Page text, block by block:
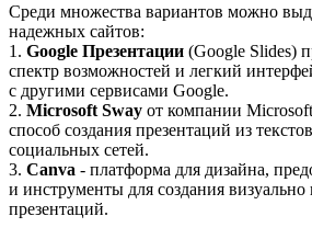
Среди множества вариантов можно
надежных сайтов:
1. Google Презентации (Google Slides)
спектр возможностей и легкий
с другими сервисами Google.
2. Microsoft Sway от компании
способ создания презентаций из
социальных сетей.
3. Canva - платформа для дизайна,
и инструменты для создания
презентаций.